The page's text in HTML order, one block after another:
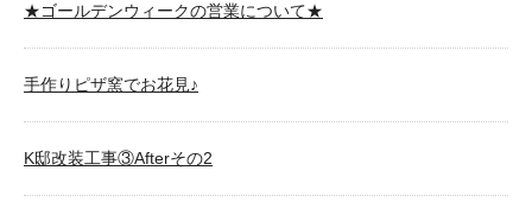
★ゴールデンウィークの営業について★
手作りピザ窯でお花見♪
K邸改装工事③Afterその2